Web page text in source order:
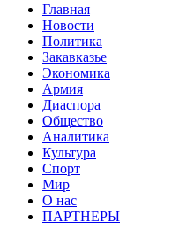
Главная
Новости
Политика
Закавказье
Экономика
Армия
Диаспора
Общество
Аналитика
Культура
Спорт
Мир
О нас
ПАРТНЕРЫ